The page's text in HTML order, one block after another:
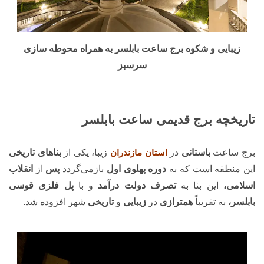
زیبایی و شکوه برج ساعت بابلسر به همراه محوطه سازی
سرسبز
تاریخچه برج قدیمی ساعت بابلسر
برج ساعتباستانی در استان مازندران زیبا، یکی ازبناهای تاریخی
این منطقه است که به دوره پهلوی اول بازمی‌گردد پس از
انقلاب
اسلامی، این بنا بهتصرف دولت درآمد و باپل فلزی قوسی
بابلسر، به تقریباً همترازی در زیبایی وتاریخی شهر افزوده شد.